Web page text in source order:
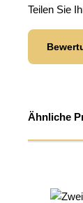
Teilen Sie
Ähnliche